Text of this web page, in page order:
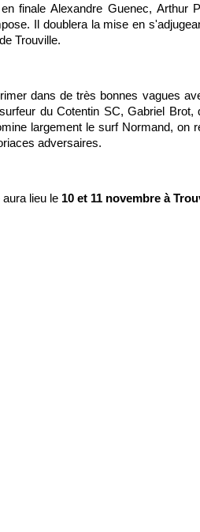
finale Alexandre Guenec, Arthur
Il doublera la mise en
Trouville.
dans de très bonnes vagues
du Cotentin SC, Gabriel Brot,
largement le surf Normand, on
adversaires.
lieu le 10 et 11 novembre à